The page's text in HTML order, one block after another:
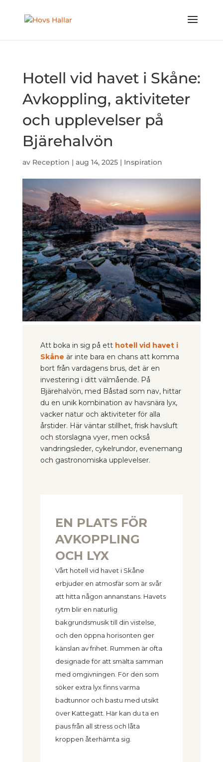
Hotell vid havet i Skåne:
Avkoppling, aktiviteter
och upplevelser på
Bjärehalvön
av Reception | aug 14, 2025| Inspiration
Att boka in sig på ett hotell vid havet i
Skåne är inte bara en chans att komma
bort från vardagens brus, det är en
investering i ditt välmående. På
Bjärehalvön, med Båstad som nav, hittar
du en unik kombination av havsnära lyx,
vacker natur och aktiviteter för alla
årstider. Här väntar stillhet, frisk havsluft
och storslagna vyer, men också
vandringsleder, cykelrundor, evenemang
och gastronomiska upplevelser.
EN PLATS FÖR
AVKOPPLING
OCH LYX
Vårt hotell vid havet i Skåne
erbjuder en atmosfär som är svår
att hitta någon annanstans. Havets
rytm blir en naturlig
bakgrundsmusik till din vistelse,
och den öppna horisonten ger
känslan av frihet. Rummen är ofta
designade för att smälta samman
med omgivningen. För den som
söker extra lyx finns varma
badtunnor och bastu med utsikt
över Kattegatt. Här kan du ta en
paus från all stress och låta
kroppen återhämta sig.